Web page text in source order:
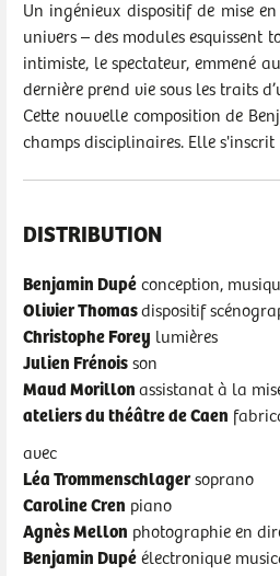
Un ingénieux dispositif de mise
univers – des modules esquissent
intimiste, le spectateur, emmené
dernière prend vie sous les traits
Cette nouvelle composition de
champs disciplinaires. Elle
DISTRIBUTION
Benjamin Dupé conception,
Olivier Thomasdispositif
Christophe Forey lumières
Julien Frénois son
Maud Morillon assistanat à la
ateliers du théâtre de Caen
avec
Léa Trommenschlagersoprano
Caroline Cren piano
Agnès Mellon photographie en
Benjamin Dupé électronique